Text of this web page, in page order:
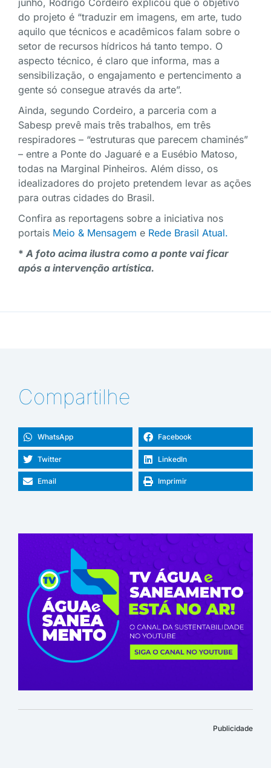
junho, Rodrigo Cordeiro explicou que o objetivo
do projeto é “traduzir em imagens, em arte, tudo
aquilo que técnicos e acadêmicos falam sobre o
setor de recursos hídricos há tanto tempo. O
aspecto técnico, é claro que informa, mas a
sensibilização, o engajamento e pertencimento a
gente só consegue através da arte”.
Ainda, segundo Cordeiro, a parceria com a
Sabesp prevê mais três trabalhos, em três
respiradores – “estruturas que parecem chaminés”
– entre a Ponte do Jaguaré e a Eusébio Matoso,
todas na Marginal Pinheiros. Além disso, os
idealizadores do projeto pretendem levar as ações
para outras cidades do Brasil.
Confira as reportagens sobre a iniciativa nos
portais Meio & Mensagem e Rede Brasil Atual.
* A foto acima ilustra como a ponte vai ficar
após a intervenção artística.
Compartilhe
WhatsApp Facebook
Twitter LinkedIn
Email Imprimir
Publicidade